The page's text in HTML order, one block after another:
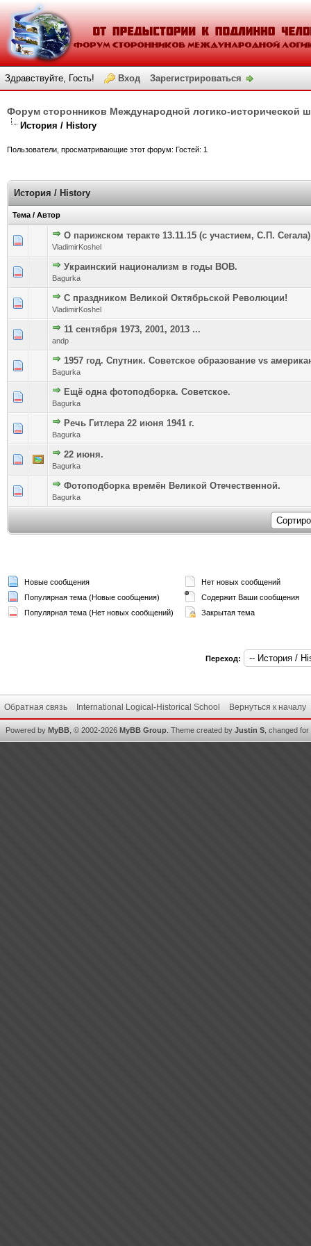
Здравствуйте, Гость! Вход Зарегистрироваться
Форум сторонников Международной логико-исторической
История / History
Пользователи, просматривающие этот форум: Гостей: 1
История / History
Тема / Автор
О парижском теракте 13.11.15 (с участием, С.П. Сегала)
VladimirKoshel
Голосов: 0 - Средняя оценка: 0 из 5
12345
Украинский национализм в годы ВОВ.
Bagurka
Голосов: 0 - Средняя оценка: 0 из 5
12345
С праздником Великой Октябрьской Революции!
VladimirKoshel
Голосов: 0 - Средняя оценка: 0 из 5
12345
11 сентября 1973, 2001, 2013 ...
andp
Голосов: 0 - Средняя оценка: 0 из 5
12 345
1957 год. Спутник. Советское образование vs
Bagurka
Голосов: 0 - Средняя оценка: 0 из 5
12345
Ещё одна фотоподборка. Советское.
Bagurka
Голосов: 0 - Средняя оценка: 0 из 5
12345
Речь Гитлера 22 июня 1941 г.
Bagurka
Голосов: 0 - Средняя оценка: 0 из 5
1 2345
22 июня.
Bagurka
Голосов: 0 - Средняя оценка: 0 из 5
Фотоподборка времён Великой Отечественной.
Bagurka
Голосов: 0 - Средняя оценка: 0 из 5
12345
Новые сообщения
Популярная тема (Новые сообщения)
Популярная тема (Нет новых сообщений)
Нет новых сообщений
Содержит Ваши сообщения
Закрытая тема
Переход:
Обратная связь International Logical-Historical School Вернуться к началу
Powered by MyBB , © 2002-2026 MyBB Group Theme created by Justin S , changed